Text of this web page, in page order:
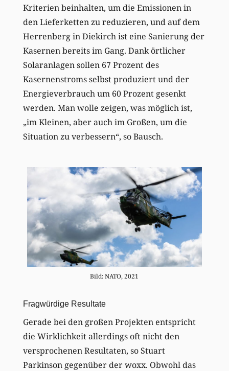
Kriterien beinhalten, um die Emissionen in
den Lieferketten zu reduzieren, und auf dem
Herrenberg in Diekirch ist eine Sanierung der
Kasernen bereits im Gang. Dank örtlicher
Solaranlagen sollen 67 Prozent des
Kasernenstroms selbst produziert und der
Energieverbrauch um 60 Prozent gesenkt
werden. Man wolle zeigen, was möglich ist,
„im Kleinen, aber auch im Großen, um die
Situation zu verbessern“, so Bausch.
Bild: NATO, 2021
Fragwürdige Resultate
Gerade bei den großen Projekten entspricht
die Wirklichkeit allerdings oft nicht den
versprochenen Resultaten, so Stuart
Parkinson gegenüber der woxx. Obwohl das